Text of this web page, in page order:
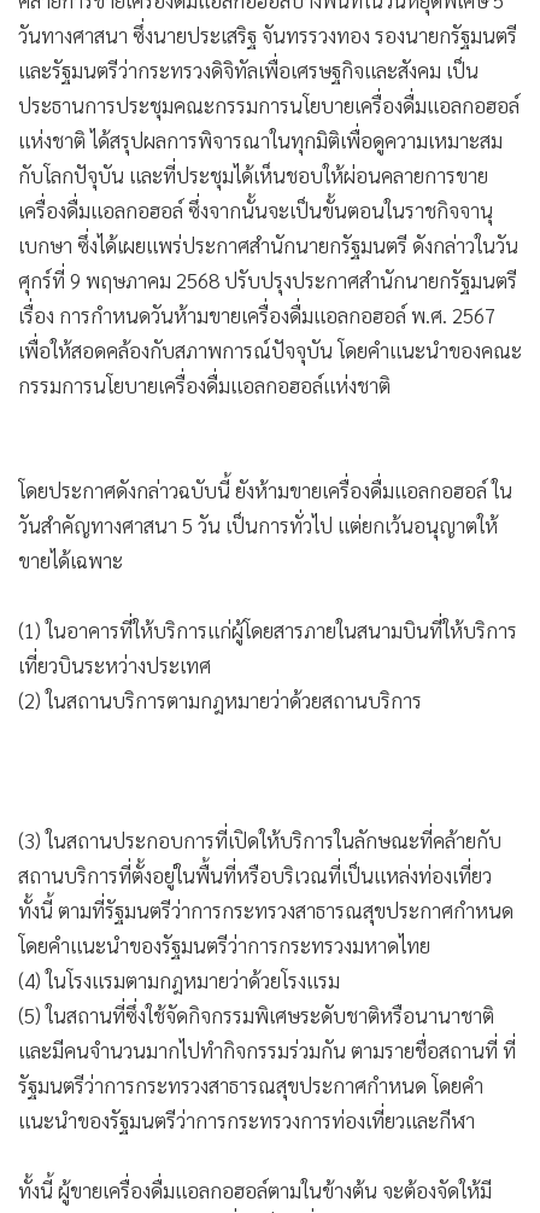
•
Green Innovation & SD
• Management & HR
• MGR Live
• Infographic
• การเมือง
• ท่องเที่ยว
• กีฬา
• ต่างประเทศ
• Special Scoop
• เศรษฐกิจ-ธุรกิจ
• จีน
•
•
Motoring
เกม
• SMEs
• หุ้น
• อินโดจีน
• ญี่ปุ่น
• News1
• Gotomanager
นายจิรายุ ห่วงทรัพย์ โฆษกประจำสำนักนายกรัฐมนตรี เปิดเผย
ว่า หลังจากที่ประชุมคณะกรรมการนโยบายเครื่องดื่ม
แอลกอฮอล์แห่งชาติ เมื่อเดือนมีนาคม 2568 เห็นชอบให้ผ่อน
คลายการขายเครื่องดื่มแอลกอฮอล์บางพื้นที่ในวันหยุดพิเศษ 5
วันทางศาสนา ซึ่งนายประเสริฐ จันทรรวงทอง รองนายกรัฐมนตรี
และรัฐมนตรีว่ากระทรวงดิจิทัลเพื่อเศรษฐกิจและสังคม เป็น
ประธานการประชุมคณะกรรมการนโยบายเครื่องดื่มแอลกอฮอล์
แห่งชาติ ได้สรุปผลการพิจารณาในทุกมิติเพื่อดูความเหมาะสม
กับโลกปัจุบัน และที่ประชุมได้เห็นชอบให้ผ่อนคลายการขาย
เครื่องดื่มแอลกอฮอล์ ซึ่งจากนั้นจะเป็นขั้นตอนในราชกิจจานุ
เบกษา ซึ่งได้เผยแพร่ประกาศสำนักนายกรัฐมนตรี ดังกล่าวในวัน
เพื่อให้สอดคล้องกับสภาพการณ์ปัจจุบัน โดยคำแนะนำของคณะ
กรรมการนโยบายเครื่องดื่มแอลกอฮอล์แห่งชาติ
โดยประกาศดังกล่าวฉบับนี้ ยังห้ามขายเครื่องดื่มแอลกอฮอล์ ใน
วันสำคัญทางศาสนา 5 วัน เป็นการทั่วไป แต่ยกเว้นอนุญาตให้
ขายได้เฉพาะ
(2) ในสถานบริการตามกฎหมายว่าด้วยสถานบริการ
(3) ในสถานประกอบการที่เปิดให้บริการในลักษณะที่คล้ายกับ
สถานบริการที่ตั้งอยู่ในพื้นที่หรือบริเวณที่เป็นแหล่งท่องเที่ยว
ทั้งนี้ ตามที่รัฐมนตรีว่าการกระทรวงสาธารณสุขประกาศกำหนด
โดยคำแนะนำของรัฐมนตรีว่าการกระทรวงมหาดไทย
(4) ในโรงแรมตามกฎหมายว่าด้วยโรงแรม
และมีคนจำนวนมากไปทำกิจกรรมร่วมกัน ตามรายชื่อสถานที่ ที่